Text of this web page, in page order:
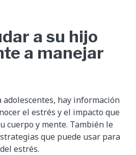
a su hijo
a manejar
adolescentes, hay información
el estrés y el impacto que
cuerpo y mente. También le
que puede usar para
estrés.